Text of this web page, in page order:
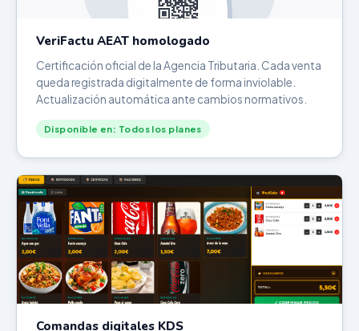
VeriFactu AEAT homologado
Certificación oficial de la Agencia Tributaria. Cada venta
queda registrada digitalmente de forma inviolable.
Actualización automática ante cambios normativos.
Disponible en: Todos los planes
Comandas digitales KDS